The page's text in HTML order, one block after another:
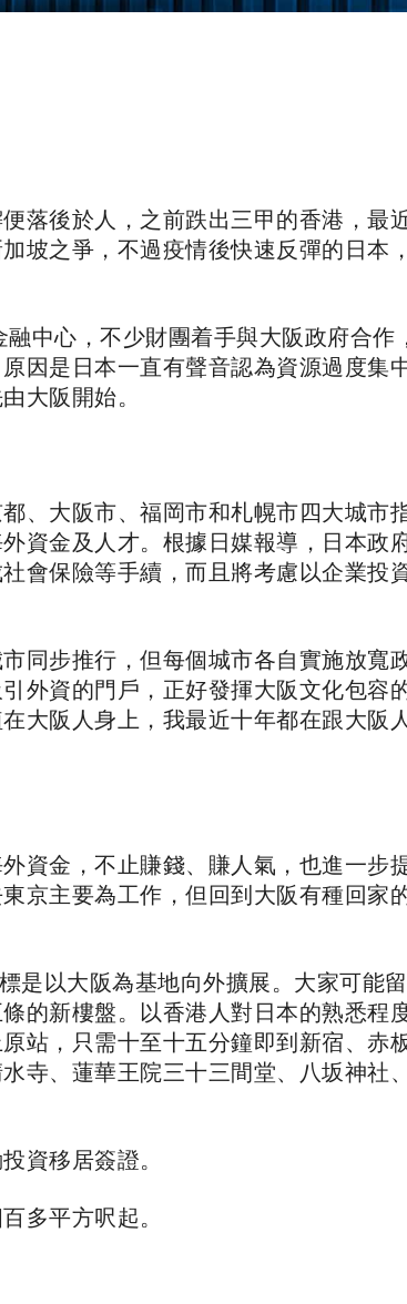
落後於人，之前跌出三甲的香港，最
坡之爭，不過疫情後快速反彈的日本
中心，不少財團着手與大阪政府合作
因是日本一直有聲音認為資源過度集
大阪開始。
、大阪市、福岡市和札幌市四大城市
資金及人才。根據日媒報導，日本政
會保險等手續，而且將考慮以企業投
同步推行，但每個城市各自實施放寬
外資的門戶，正好發揮大阪文化包容
大阪人身上，我最近十年都在跟大阪
資金，不止賺錢、賺人氣，也進一步
京主要為工作，但回到大阪有種回家
以大阪為基地向外擴展。大家可能
的新樓盤。以香港人對日本的熟悉程
站，只需十至十五分鐘即到新宿、赤
寺、蓮華王院三十三間堂、八坂神社
資移居簽證。
多平方呎起。